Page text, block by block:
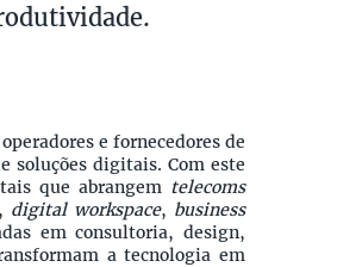
e fornecedores de
soluções digitais. Com este
que abrangem telecoms
digital workspace, business
em consultoria, design,
a tecnologia em